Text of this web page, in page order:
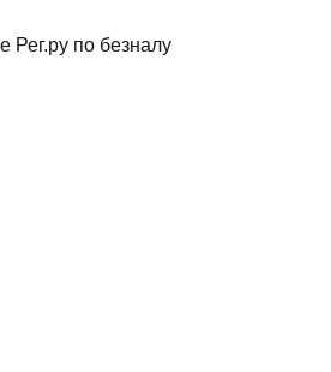
Рег.ру по безналу